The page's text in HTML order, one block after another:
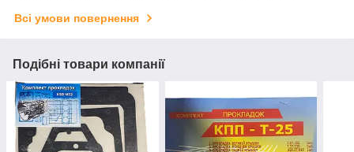
Всі умови повернення
Подібні товари компанії